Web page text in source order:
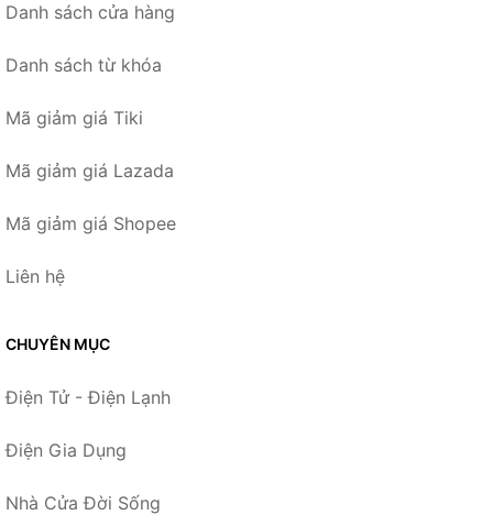
Danh sách cửa hàng
Danh sách từ khóa
Mã giảm giá Tiki
Mã giảm giá Lazada
Mã giảm giá Shopee
Liên hệ
CHUYÊN MỤC
Điện Tử - Điện Lạnh
Điện Gia Dụng
Nhà Cửa Đời Sống